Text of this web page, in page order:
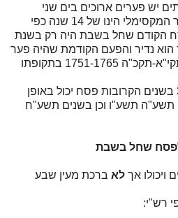
יש פערים ארוכים בים שני
פסחים שחלים בשבת והפער המקסימלי הינו של 14 שנה כפי
הקודם שחל בשבת היה רק בשנת
ארוך הוא נדיר והפעם הקודמת שהיה פער
של 14 שנה היה בין השנים תקי"א-תקכ"ה 1751-1765 בתקופתו
כדי להגיע לשכיחות של 30% בשנים הקרובות פסח יכול באופן
תשע"ה תשע"ו וכן בשנים תשע"ח
לפסח שחל בשבת
אך לא ברכת מעין שבע
רש"י: